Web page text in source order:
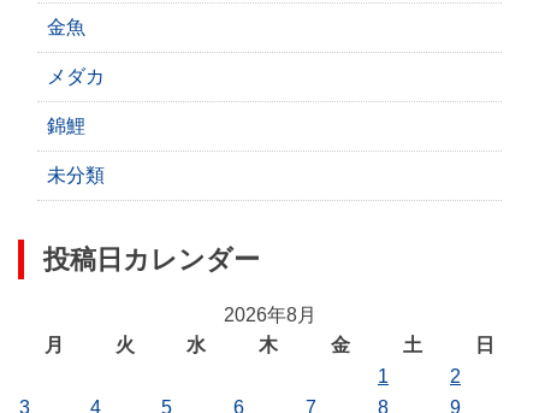
金魚
メダカ
錦鯉
未分類
投稿日カレンダー
2026年8月
月
火 水 木 金 土
日
1
2
3
4 5 6 7 8
9